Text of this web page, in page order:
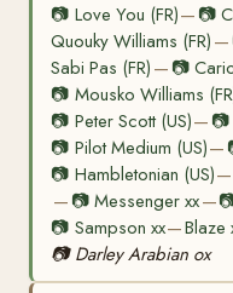
📷 Love You (FR)— 📷
Quouky Williams (FR) —
Sabi Pas (FR) — 📷
📷 Mousko Williams
📷 Peter Scott (US)— 📷
📷 Pilot Medium (US)—
📷 Hambletonian (US)—
— 📷Messenger xx—
📷 Sampson xx—Blaze
📷 Darley Arabian ox